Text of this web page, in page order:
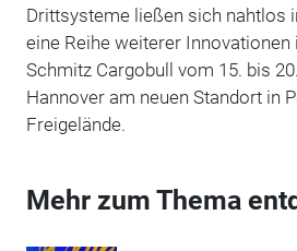
Drittsysteme ließen sich nahtlos
eine Reihe weiterer Innovationen
Schmitz Cargobull vom 15. bis
Hannover am neuen Standort in
Freigelände.
Mehr zum Thema